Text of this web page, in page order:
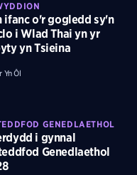
ifanc o'r gogledd sy'n
i Wlad Thai yn yr
yn Tsieina
Yn Ôl
GENEDLAETHOL
i gynnal
Genedlaethol